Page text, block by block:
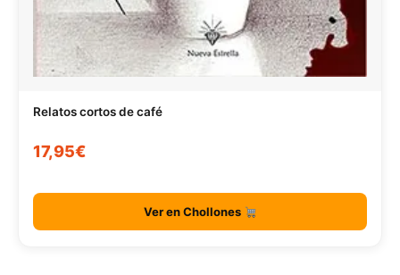
Relatos cortos de café
17,95€
Ver en Chollones